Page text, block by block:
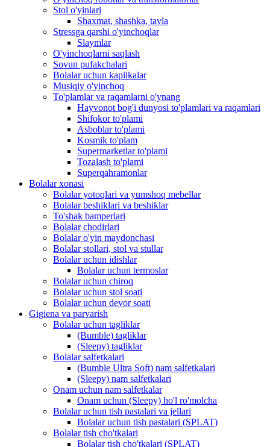
Stol o'yinlari
Shaxmat, shashka, tavla
Stressga qarshi o'yinchoqlar
Slaymlar
O'yinchoqlarni saqlash
Sovun pufakchalari
Bolalar uchun kapilkalar
Musiqiy o'yinchoq
To'plamlar va raqamlarni o'ynang
Hayvonot bog'i dunyosi to'plamlari va raqamlari
Shifokor to'plami
Asboblar to'plami
Kosmik to'plam
Supermarketlar to'plami
Tozalash to'plami
Superqahramonlar
Bolalar xonasi
Bolalar yotoqlari va yumshoq mebellar
Bolalar beshiklari va beshiklar
To'shak bamperlari
Bolalar chodirlari
Bolalar o'yin maydonchasi
Bolalar stollari, stol va stullar
Bolalar uchun idishlar
Bolalar uchun termoslar
Bolalar uchun chiroq
Bolalar uchun stol soati
Bolalar uchun devor soati
Gigiena va parvarish
Bolalar uchun tagliklar
(Bumble) tagliklar
(Sleepy) tagliklar
Bolalar salfetkalari
(Bumble Ultra Soft) nam salfetkalari
(Sleepy) nam salfetkalari
Onam uchun nam salfetkalar
Onam uchun (Sleepy) ho'l ro'molcha
Bolalar uchun tish pastalari va jellari
Bolalar uchun tish pastalari (SPLAT)
Bolalar tish cho'tkalari
Bolalar tish cho'tkalari (SPLAT)